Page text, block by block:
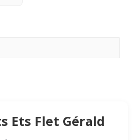
Ets Flet Gérald